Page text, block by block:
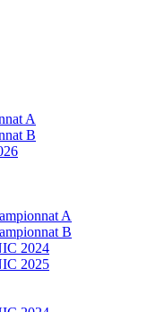
A
B
A
B
2024
2025